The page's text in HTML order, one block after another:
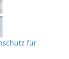
für